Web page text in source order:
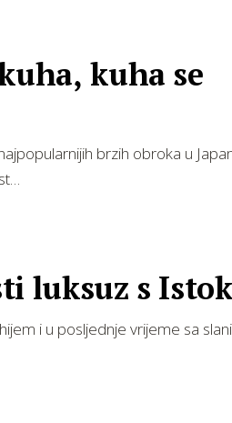
kuha se
brzih obroka u
luksuz s
i u posljednje vrijeme sa